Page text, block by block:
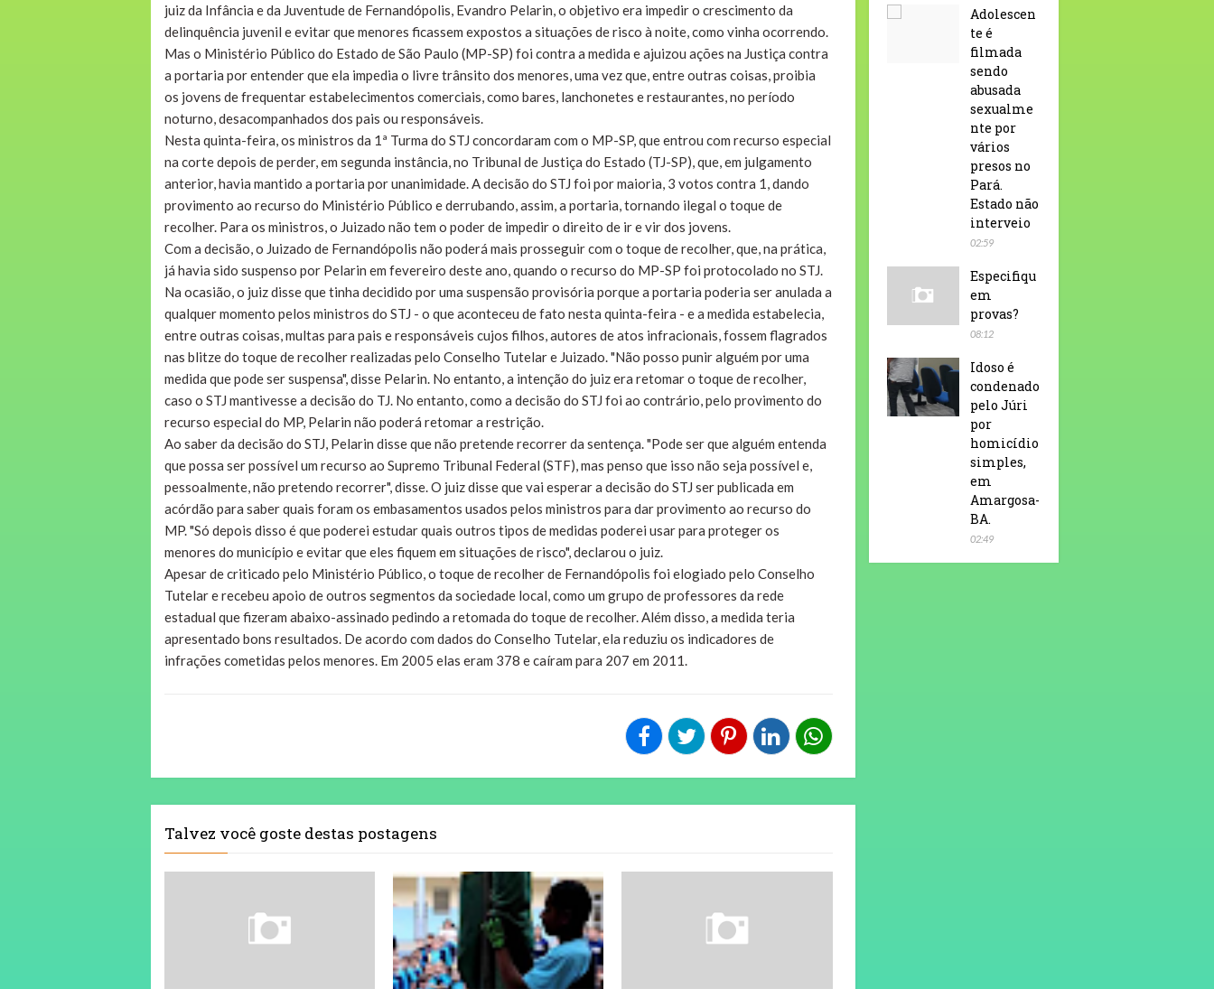
juiz da Infância e da Juventude de Fernandópolis, Evandro Pelarin, o objetivo era impedir o crescimento da
delinquência juvenil e evitar que menores ficassem expostos a situações de risco à noite, como vinha ocorrendo.
Mas o Ministério Público do Estado de São Paulo (MP-SP) foi contra a medida e ajuizou ações na Justiça contra
a portaria por entender que ela impedia o livre trânsito dos menores, uma vez que, entre outras coisas, proibia
os jovens de frequentar estabelecimentos comerciais, como bares, lanchonetes e restaurantes, no período
noturno, desacompanhados dos pais ou responsáveis.
Nesta quinta-feira, os ministros da 1ª Turma do STJ concordaram com o MP-SP, que entrou com recurso especial
na corte depois de perder, em segunda instância, no Tribunal de Justiça do Estado (TJ-SP), que, em julgamento
anterior, havia mantido a portaria por unanimidade. A decisão do STJ foi por maioria, 3 votos contra 1, dando
provimento ao recurso do Ministério Público e derrubando, assim, a portaria, tornando ilegal o toque de
recolher. Para os ministros, o Juizado não tem o poder de impedir o direito de ir e vir dos jovens.
Com a decisão, o Juizado de Fernandópolis não poderá mais prosseguir com o toque de recolher, que, na prática,
já havia sido suspenso por Pelarin em fevereiro deste ano, quando o recurso do MP-SP foi protocolado no STJ.
Na ocasião, o juiz disse que tinha decidido por uma suspensão provisória porque a portaria poderia ser anulada a
qualquer momento pelos ministros do STJ - o que aconteceu de fato nesta quinta-feira - e a medida estabelecia,
entre outras coisas, multas para pais e responsáveis cujos filhos, autores de atos infracionais, fossem flagrados
nas blitze do toque de recolher realizadas pelo Conselho Tutelar e Juizado. "Não posso punir alguém por uma
medida que pode ser suspensa", disse Pelarin. No entanto, a intenção do juiz era retomar o toque de recolher,
caso o STJ mantivesse a decisão do TJ. No entanto, como a decisão do STJ foi ao contrário, pelo provimento do
recurso especial do MP, Pelarin não poderá retomar a restrição.
Ao saber da decisão do STJ, Pelarin disse que não pretende recorrer da sentença. "Pode ser que alguém entenda
que possa ser possível um recurso ao Supremo Tribunal Federal (STF), mas penso que isso não seja possível e,
pessoalmente, não pretendo recorrer", disse. O juiz disse que vai esperar a decisão do STJ ser publicada em
acórdão para saber quais foram os embasamentos usados pelos ministros para dar provimento ao recurso do
MP. "Só depois disso é que poderei estudar quais outros tipos de medidas poderei usar para proteger os
menores do município e evitar que eles fiquem em situações de risco", declarou o juiz.
Apesar de criticado pelo Ministério Público, o toque de recolher de Fernandópolis foi elogiado pelo Conselho
Tutelar e recebeu apoio de outros segmentos da sociedade local, como um grupo de professores da rede
estadual que fizeram abaixo-assinado pedindo a retomada do toque de recolher. Além disso, a medida teria
apresentado bons resultados. De acordo com dados do Conselho Tutelar, ela reduziu os indicadores de
infrações cometidas pelos menores. Em 2005 elas eram 378 e caíram para 207 em 2011.
Talvez você goste destas postagens
Adolescen
te é
filmada
sendo
abusada
sexualme
nte por
vários
presos no
Pará.
Estado não
interveio
02:59
Especifiqu
em
provas?
08:12
Idoso é
condenado
pelo Júri
por
homicídio
simples,
em
Amargosa-
BA.
02:49